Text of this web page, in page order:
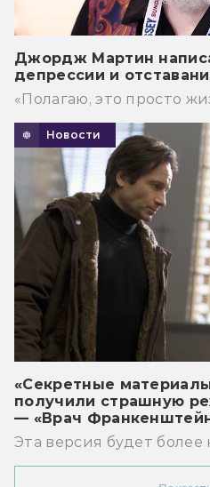
Джордж Мартин
депрессии и
«Полагаю, это просто
Новости
«Секретные
получили страшную
— «Врач
Эта версия будет более